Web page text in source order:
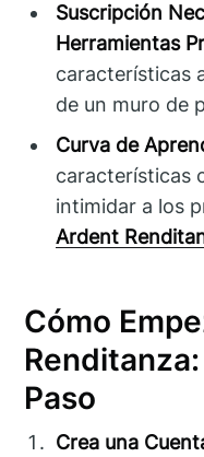
Suscripción
Herramientas
características
de un muro de
Curva de
características
intimidar a los
Ardent
Cómo
Paso
Crea una